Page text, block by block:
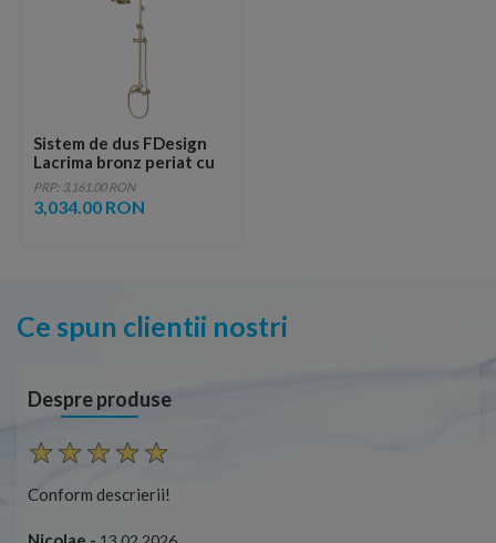
Sistem de dus FDesign
Lacrima bronz periat cu
baterie dubla comanda
PRP: 3,161.00 RON
3,034.00 RON
Ce spun clientii nostri
Despre produse
Conform descrierii!